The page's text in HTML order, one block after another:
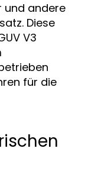
und andere
Diese
V3
für die